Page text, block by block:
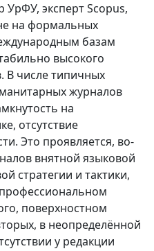
УрФУ, эксперт Scopus,
на формальных
базам
высокого
В числе типичных
журналов
на
отсутствие
Это проявляется, во-
внятной языковой
стратегии и тактики,
поверхностном
в неопределённой
у редакции